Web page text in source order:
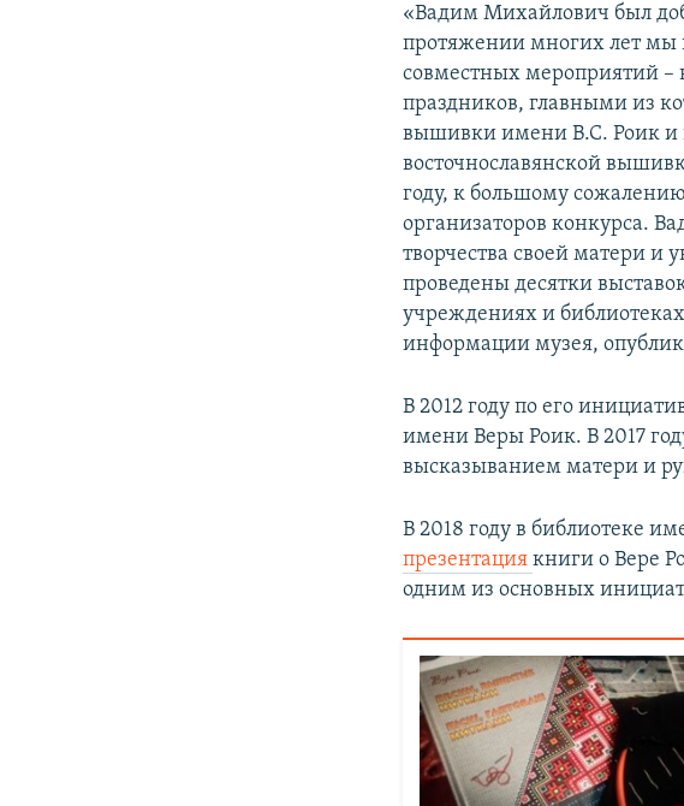
«Вадим Михайлович был
протяжении многих лет мы
совместных мероприятий –
праздников, главными из
вышивки имени В.С. Роик и
восточнославянской
году, к большому
организаторов конкурса.
творчества своей матери и
проведены десятки
учреждениях и
информации музея,
В 2012 году по его
имени Веры Роик. В 2017
высказыванием матери и
В 2018 году в библиотеке
презентациякниги о Вере
одним из основных